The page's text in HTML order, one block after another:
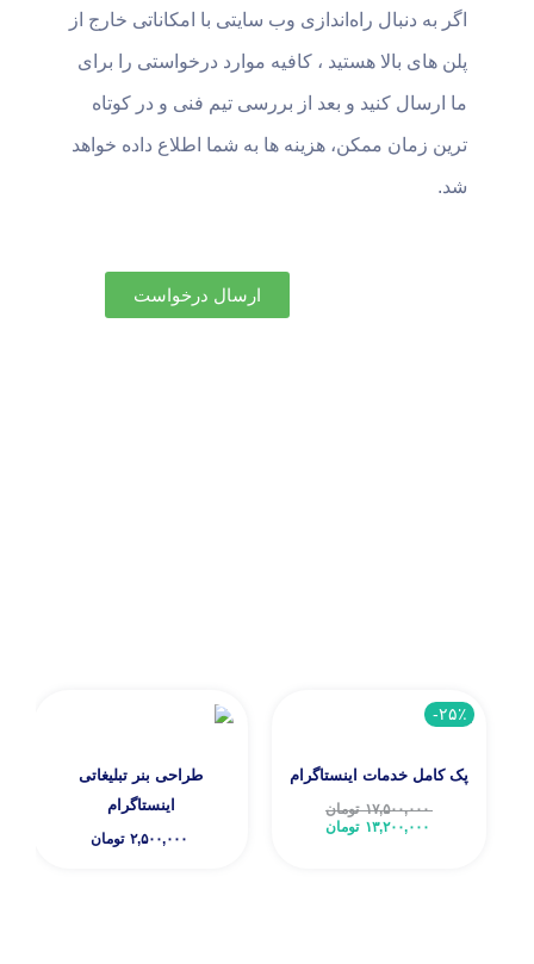
اگر به دنبال راه‌اندازی وب سایتی با امکاناتی خارج از
پلن های بالا هستید ، کافیه موارد درخواستی را برای
ما ارسال کنید و بعد از بررسی تیم فنی و در کوتاه
ترین زمان ممکن، هزینه ها به شما اطلاع داده خواهد
شد.
ارسال درخواست
پک کامل خدمات اینستاگرام
تومان
۱۷,۵۰۰,۰۰۰
تومان
-۲۵٪
طراحی بنر تبلیغاتی
اینستاگرام
تومان